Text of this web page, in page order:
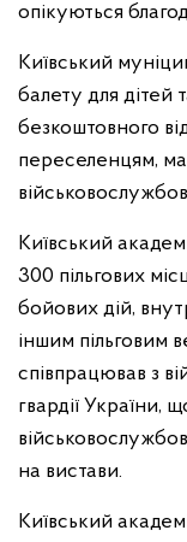
опікуються
Київський
балету для дітей
безкоштовного
переселенцям,
Київський
300 пільгових
бойових дій,
іншим пільговим
співпрацював з
гвардії України,
на вистави.
Київський